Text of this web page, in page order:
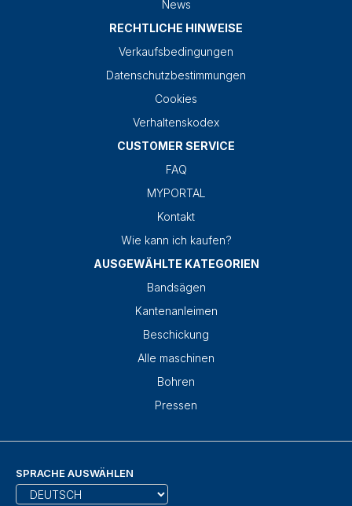
News
RECHTLICHE HINWEISE
Verkaufsbedingungen
Datenschutzbestimmungen
Cookies
Verhaltenskodex
CUSTOMER SERVICE
FAQ
MYPORTAL
Kontakt
Wie kann ich kaufen?
AUSGEWÄHLTE KATEGORIEN
Bandsägen
Kantenanleimen
Beschickung
Alle maschinen
Bohren
Pressen
SPRACHE AUSWÄHLEN